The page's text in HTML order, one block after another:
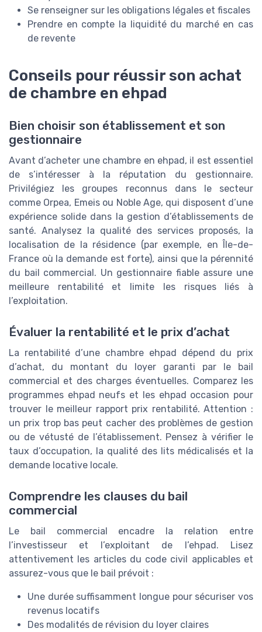
Se renseigner sur les obligations légales et fiscales
Prendre en compte la liquidité du marché en cas
de revente
Conseils pour réussir son achat
de chambre en ehpad
Bien choisir son établissement et son
gestionnaire
Avant d’acheter une chambre en ehpad, il est essentiel
de s’intéresser à la réputation du gestionnaire.
Privilégiez les groupes reconnus dans le secteur
comme Orpea, Emeis ou Noble Age, qui disposent d’une
expérience solide dans la gestion d’établissements de
santé. Analysez la qualité des services proposés, la
localisation de la résidence (par exemple, en Île-de-
France où la demande est forte), ainsi que la pérennité
du bail commercial. Un gestionnaire fiable assure une
meilleure rentabilité et limite les risques liés à
l’exploitation.
Évaluer la rentabilité et le prix d’achat
La rentabilité d’une chambre ehpad dépend du prix
d’achat, du montant du loyer garanti par le bail
commercial et des charges éventuelles. Comparez les
programmes ehpad neufs et les ehpad occasion pour
trouver le meilleur rapport prix rentabilité. Attention :
un prix trop bas peut cacher des problèmes de gestion
ou de vétusté de l’établissement. Pensez à vérifier le
taux d’occupation, la qualité des lits médicalisés et la
demande locative locale.
Comprendre les clauses du bail
commercial
Le bail commercial encadre la relation entre
l’investisseur et l’exploitant de l’ehpad. Lisez
attentivement les articles du code civil applicables et
assurez-vous que le bail prévoit :
Une durée suffisamment longue pour sécuriser vos
revenus locatifs
Des modalités de révision du loyer claires